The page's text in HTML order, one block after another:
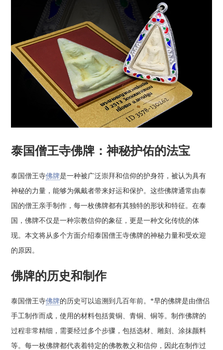
泰国僧王寺佛牌：神秘护佑的法宝
泰国僧王寺佛牌是一种被广泛崇拜和信仰的护身符，被认为具有
神秘的力量，能够为佩戴者带来好运和保护。这些佛牌通常由泰
国的僧王亲手制作，每一枚佛牌都有其独特的形状和特征。在泰
国，佛牌不仅是一种宗教信仰的象征，更是一种文化传统的体
现。本文将从多个方面介绍泰国僧王寺佛牌的神秘力量和受欢迎
的原因。
佛牌的历史和制作
泰国僧王寺佛牌的历史可以追溯到几百年前。*早的佛牌是由僧侣
手工制作而成，使用的材料包括黄铜、青铜、铜等。制作佛牌的
过程非常精细，需要经过多个步骤，包括选材、雕刻、涂抹颜料
等。每一枚佛牌都代表着特定的佛教教义和信仰，因此在制作过